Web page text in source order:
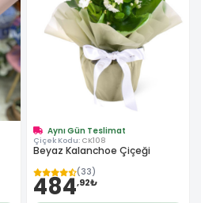
Aynı Gün Teslimat
Çiçek Kodu: CK108
Beyaz Kalanchoe Çiçeği
(33)
484,92₺